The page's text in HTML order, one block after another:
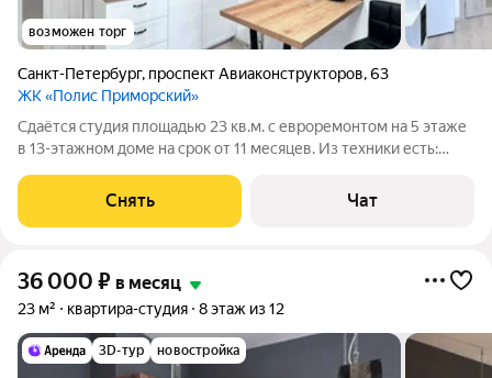
возможен торг
Санкт-Петербург, проспект Авиаконструкторов,63
ЖК «Полис Приморский»
Сдаётся студия площадью 23 кв.м. с евроремонтом на 5 этаже
в 13-этажном доме на срок от 11 месяцев. Из техники есть:
улицу. В подъезде 2
Снять Чат
36 000 ₽ в месяц
23 м² квартира-студия 8 этаж из 12
3D-тур новостройка